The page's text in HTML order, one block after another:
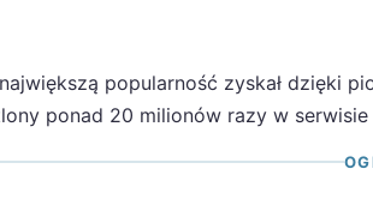
popularność zyskał dzięki
ponad 20 milionów razy w